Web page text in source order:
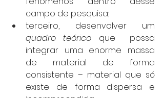
campo de pesquisa;
quadro teórico que  possa
integrar uma enorme massa
de material de forma
consistente – material que só
existe de forma dispersa e